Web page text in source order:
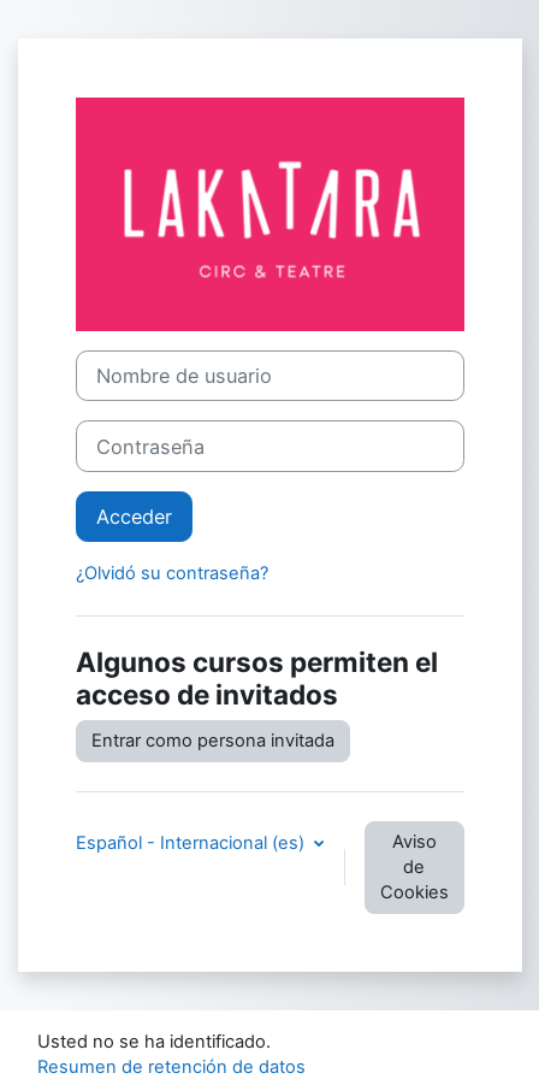
Nombre de usuario
Contraseña
Acceder
¿Olvidó su contraseña?
Algunos cursos permiten el
acceso de invitados
Entrar como persona invitada
Español - Internacional ‎(es)‎
Aviso
de
Cookies
Usted no se ha identificado.
Resumen de retención de datos